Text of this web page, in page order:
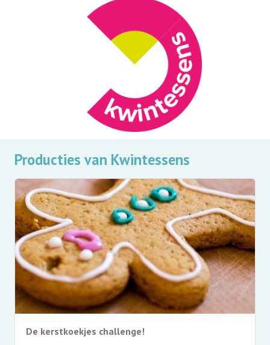
Producties van Kwintessens
De kerstkoekjes challenge!